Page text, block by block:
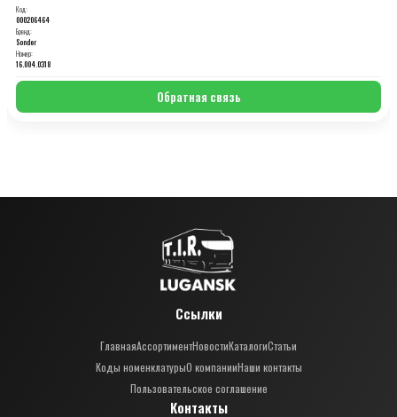
Код:
000206464
Бренд:
Sonder
Номер:
16.004.0318
Обратная связь
Ссылки
ГлавнаяАссортиментНовостиКаталогиСтатьи
Коды номенклатурыО компанииНаши контакты
Пользовательское соглашение
Контакты